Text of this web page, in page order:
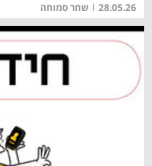
28.05.26
| שחר סמוחה